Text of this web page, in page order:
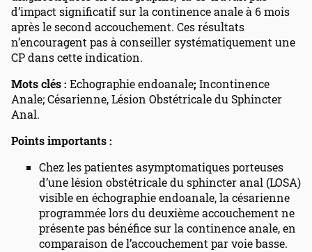
d’impact significatif sur la continence anale à 6 mois
après le second accouchement. Ces résultats
n’encouragent pas à conseiller systématiquement une
CP dans cette indication.
Mots clés : Echographie endoanale; Incontinence
Anale; Césarienne, Lésion Obstétricale du Sphincter
Anal.
Points importants :
Chez les patientes asymptomatiques porteuses
d’une lésion obstétricale du sphincter anal (LOSA)
visible en échographie endoanale, la césarienne
programmée lors du deuxième accouchement ne
présente pas bénéfice sur la continence anale, en
comparaison de l’accouchement par voie basse.